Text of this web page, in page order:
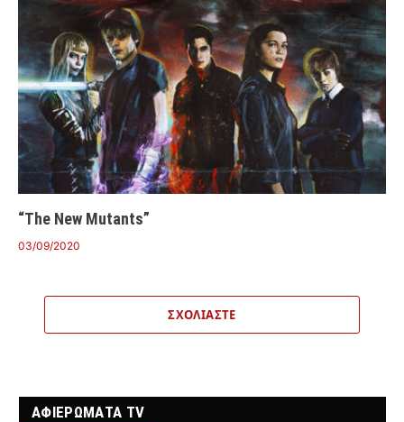
“The New Mutants”
03/09/2020
ΣΧΟΛΙΆΣΤΕ
ΑΦΙΕΡΩΜΑΤΑ TV